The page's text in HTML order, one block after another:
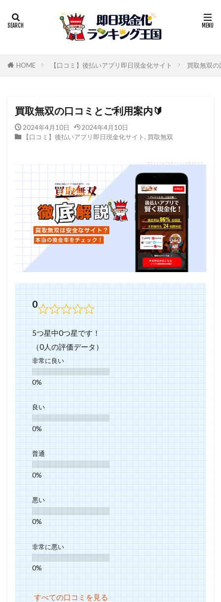
HOME 【口コミ】後払いアプリ即日現金化サイト 買取無双
買取無双の口コミとご利用案内🔰
2024年4月10日
2024年4月10日
【口コミ】後払いアプリ即日現金化サイト, 買取無双
*当サイトにはプロモーションが含まれます。
0
5つ星中0つ星です！
（0人の評価データ）
非常に良い
良い
普通
悪い
非常に悪い
すべての口コミを見る